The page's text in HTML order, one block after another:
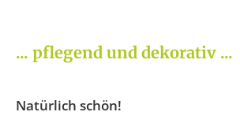
... pflegend und dekorativ ...
Natürlich schön!